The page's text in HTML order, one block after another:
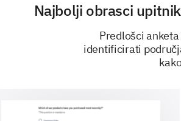
Najbolji obrasci
Predlošci
identificirati